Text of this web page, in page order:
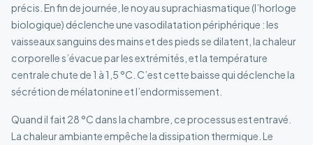
précis. En fin de journée, le noyau suprachiasmatique (l’horloge
biologique) déclenche une vasodilatation périphérique : les
vaisseaux sanguins des mains et des pieds se dilatent, la chaleur
corporelle s’évacue par les extrémités, et la température
centrale chute de 1 à 1,5 °C. C’est cette baisse qui déclenche la
sécrétion de mélatonine et l’endormissement.
Quand il fait 28 °C dans la chambre, ce processus est entravé.
La chaleur ambiante empêche la dissipation thermique. Le